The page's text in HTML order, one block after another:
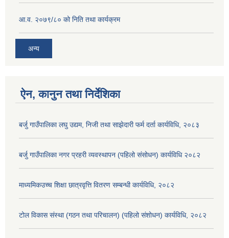
आ.व. २०७९/८० को निति तथा कार्यक्रम
अन्य
ऐन, कानुन तथा निर्देशिका
बर्जु गाउँपालिका लघु उद्यम, निजी तथा साझेदारी फर्म दर्ता कार्यविधि, २०८३
बर्जु गाउँपालिका नगर प्रहरी व्यवस्थापन (पहिलो संसोधन) कार्यविधि २०८२
माध्यमिकउच्च शिक्षा छात्रवृत्ति वितरण सम्बन्धी कार्यविधि, २०८२
टोल विकास संस्था (गठन तथा परिचालन) (पहिलो संशोधन) कार्यविधि, २०८२